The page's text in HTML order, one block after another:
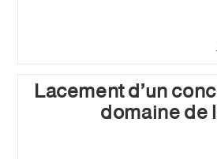
Lacement d’un
domaine